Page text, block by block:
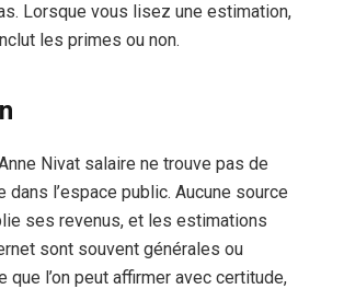
Lorsque vous lisez une estimation,
les primes ou non.
Nivat salaire ne trouve pas de
l’espace public. Aucune source
ses revenus, et les estimations
sont souvent générales ou
que l’on peut affirmer avec certitude,